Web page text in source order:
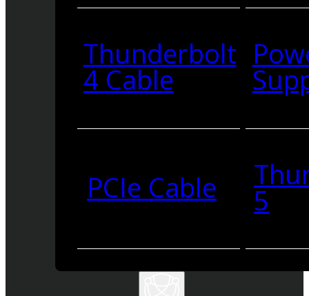
Thunderbolt
4 Cable
PCIe Cable 5